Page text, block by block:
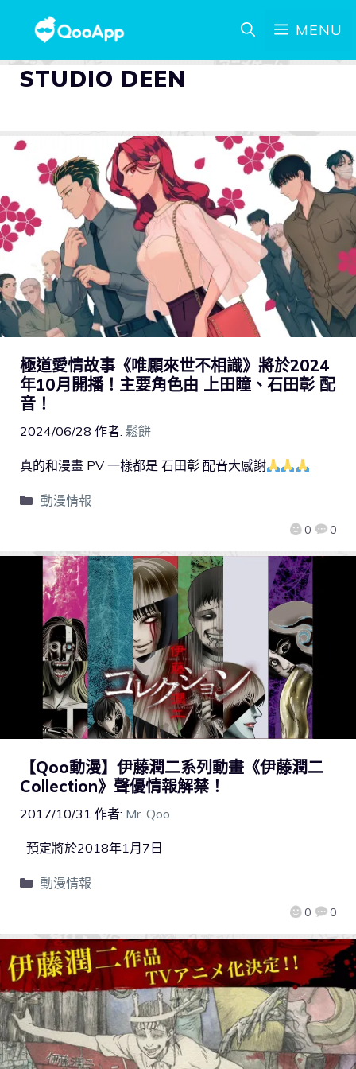
MENU
STUDIO DEEN
極道愛情故事《唯願來世不相識》將於2024
年10月開播！主要角色由 上田瞳、石田彰 配
音！
2024/06/28 作者: 鬆餅
0 0
真的和漫畫 PV 一樣都是 石田彰 配音大感謝
動漫情報
【Qoo動漫】伊藤潤二系列動畫《伊藤潤二
Collection》聲優情報解禁！
2017/10/31 作者: Mr. Qoo
0 0
預定將於2018年1月7日
動漫情報